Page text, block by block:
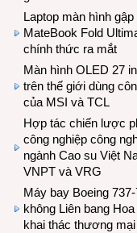
Laptop màn hình
MateBook Fold
chính thức ra mắt
Màn hình OLED 27
trên thế giới dùng
của MSI và TCL
Hợp tác chiến lược
công nghiệp công
ngành Cao su Việt
VNPT và VRG
Máy bay Boeing
không Liên bang
khai thác thương mại